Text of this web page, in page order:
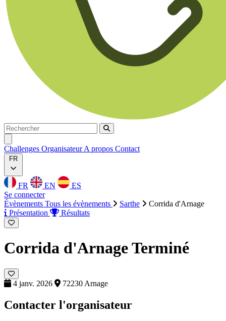
Rechercher
Rechercher
Challenges OrganisateurA propos Contact
FR
FR EN
ES
Se connecter
Évènements Tous les évènements Sarthe
Corrida d'Arnage
Présentation
Résultats
Corrida d'ArnageTerminé
4 janv. 2026 72230 Arnage
Contacter l'organisateur